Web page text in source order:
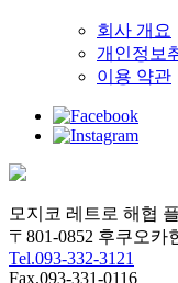
회사 개요
개인정보
이용 약관
모지코 레트로 해협
〒801-0852 후쿠오카
Tel.093-332-3121
Fax.093-331-0116